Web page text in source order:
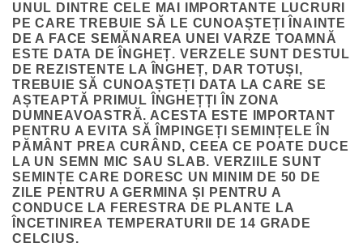
UNUL DINTRE CELE MAI IMPORTANTE LUCRURI
PE CARE TREBUIE SĂ LE CUNOAȘTEȚI ÎNAINTE
DE A FACE SEMĂNAREA UNEI VARZE TOAMNĂ
ESTE DATA DE ÎNGHEȚ. VERZELE SUNT DESTUL
DE REZISTENTE LA ÎNGHEȚ, DAR TOTUȘI,
TREBUIE SĂ CUNOAȘTEȚI DATA LA CARE SE
AȘTEAPTĂ PRIMUL ÎNGHEȚȚI ÎN ZONA
DUMNEAVOASTRĂ. ACESTA ESTE IMPORTANT
PENTRU A EVITA SĂ ÎMPINGEȚI SEMINȚELE ÎN
PĂMÂNT PREA CURÂND, CEEA CE POATE DUCE
LA UN SEMN MIC SAU SLAB. VERZIILE SUNT
SEMINȚE CARE DORESC UN MINIM DE 50 DE
ZILE PENTRU A GERMINA ȘI PENTRU A
CONDUCE LA FERESTRA DE PLANTE LA
ÎNCETINIREA TEMPERATURII DE 14 GRADE
CELCIUS.